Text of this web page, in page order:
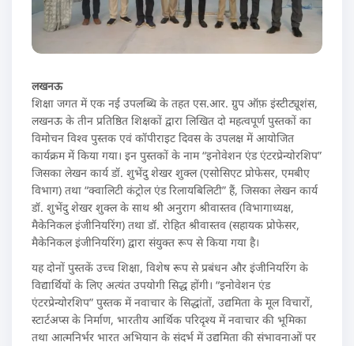
लखनऊ
शिक्षा जगत में एक नई उपलब्धि के तहत एस.आर. ग्रुप ऑफ़ इंस्टीट्यूशंस,
लखनऊ के तीन प्रतिष्ठित शिक्षकों द्वारा लिखित दो महत्वपूर्ण पुस्तकों का
विमोचन विश्व पुस्तक एवं कॉपीराइट दिवस के उपलक्ष में आयोजित
कार्यक्रम में किया गया। इन पुस्तकों के नाम “इनोवेशन एंड एंटरप्रेन्योरशिप”
जिसका लेखन कार्य डॉ. शुभेंदु शेखर शुक्ल (एसोसिएट प्रोफेसर, एमबीए
विभाग) तथा “क्वालिटी कंट्रोल एंड रिलायबिलिटी” हैं, जिसका लेखन कार्य
डॉ. शुभेंदु शेखर शुक्ल के साथ श्री अनुराग श्रीवास्तव (विभागाध्यक्ष,
मैकेनिकल इंजीनियरिंग) तथा डॉ. रोहित श्रीवास्तव (सहायक प्रोफेसर,
मैकेनिकल इंजीनियरिंग) द्वारा संयुक्त रूप से किया गया है।
यह दोनों पुस्तकें उच्च शिक्षा, विशेष रूप से प्रबंधन और इंजीनियरिंग के
विद्यार्थियों के लिए अत्यंत उपयोगी सिद्ध होंगी। “इनोवेशन एंड
एंटरप्रेन्योरशिप” पुस्तक में नवाचार के सिद्धांतों, उद्यमिता के मूल विचारों,
स्टार्टअप्स के निर्माण, भारतीय आर्थिक परिदृश्य में नवाचार की भूमिका
तथा आत्मनिर्भर भारत अभियान के संदर्भ में उद्यमिता की संभावनाओं पर